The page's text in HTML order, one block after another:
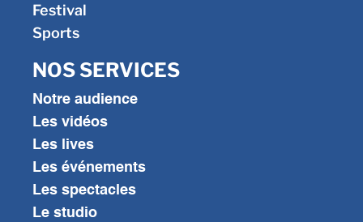
Festival
Sports
NOS SERVICES
Notre audience
Les vidéos
Les lives
Les événements
Les spectacles
Le studio